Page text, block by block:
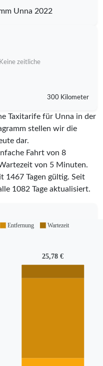
Unna 2022
zeitliche
300 Kilometer
Taxitarife für Unna in der
stellen wir die
dar.
Fahrt von 8
von 5 Minuten.
1467 Tagen gültig. Seit
1082 Tage aktualisiert.
25,78 €
Entfernung Wartezeit